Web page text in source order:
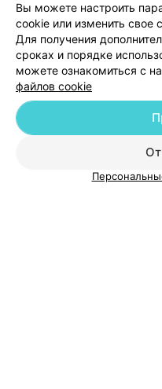
Вы можете настроить
cookie или изменить свое
Для получения
сроках и порядке
можете ознакомиться с
файлов cookie